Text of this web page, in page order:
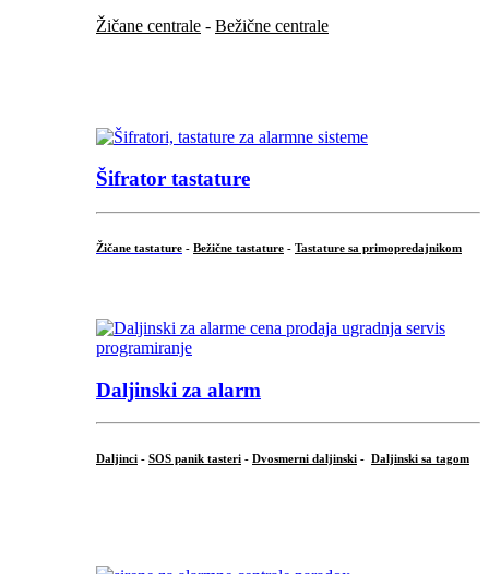
Žičane centrale - Bežične centrale
Šifrator tastature
Žičane tastature - Bežične tastature - Tastature sa primopredajnikom
Daljinski za alarm
Daljinci - SOS panik tasteri - Dvosmerni daljinski - Daljinski sa tagom